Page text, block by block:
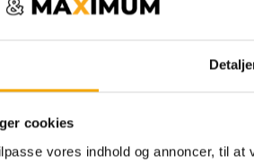
cookies
vores indhold og annoncer, til
Handelsbetingelser
Abonnementsbetingelser
Afbestillingsbetingelser